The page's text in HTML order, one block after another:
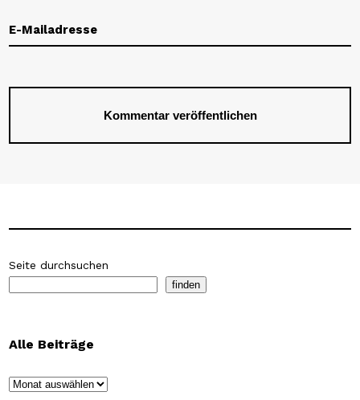
Seite durchsuchen
finden
Alle Beiträge
Archiv